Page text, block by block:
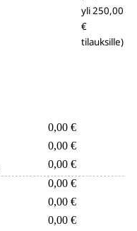
yli 250,00
€
tilauksille)
0,00 €
0,00 €
0,00 €
0,00 €
0,00 €
0,00 €